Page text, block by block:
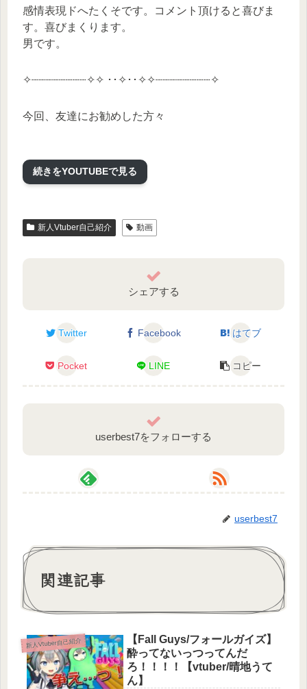
感情表現ドへたくそです。コメント頂けると喜びま
す。喜びまくります。
男です。
✧┈┈┈┈┈┈┈┈✧✧ ･･✧･･✧✧┈┈┈┈┈┈┈┈✧
今回、友達にお勧めした方々
YouTube
https://www.youtube.com/@kumanephi
Tweets by kumanephi
おすすめ動画
【歌ってみた】エンヴィーベイビー【泡魔ねふぃ】
🔥炎道ヒビキ様
YouTube
https://www.youtube.com/channel/UCjM8Rw2hX6r2j1
uDDVmJw9A
Tweets by endo_hibiki
おすすめ動画
【自己紹介】Vtuber一問一答自己紹介【炎道ヒビ
続きをYOUTUBEで見る
新人Vtuber自己紹介 動画
シェアする
Twitter Facebook はてブ
Pocket LINE コピー
userbest7をフォローする
userbest7
関連記事
新人Vtuber自己紹介
【Fall Guys/フォールガイズ】
酔ってないっつってんだ
ろ！！！！【vtuber/晴地うて
ん】